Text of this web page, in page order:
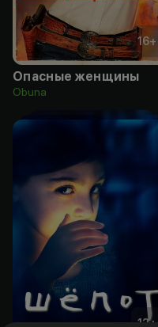
16+
Опасные женщины
Obuna
12+